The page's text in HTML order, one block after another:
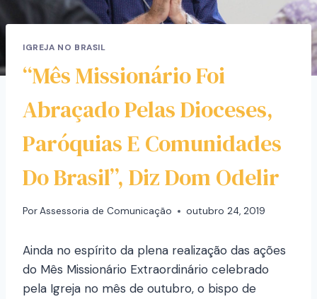
IGREJA NO BRASIL
“Mês Missionário Foi
Abraçado Pelas Dioceses,
Paróquias E Comunidades
Do Brasil”, Diz Dom Odelir
PorAssessoria de Comunicação outubro 24, 2019
Ainda no espírito da plena realização das ações
do Mês Missionário Extraordinário celebrado
pela Igreja no mês de outubro, o bispo de